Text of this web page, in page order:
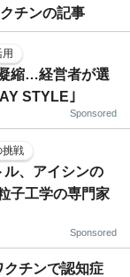
チンの記事
縮…経営者が選
STYLE｣
Sponsored
挑戦
、アイシンの
子工学の専門家
Sponsored
チンで認知症